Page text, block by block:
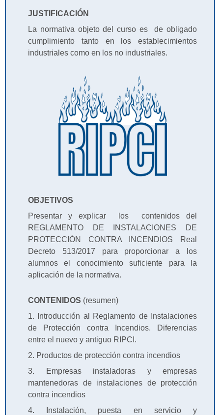
JUSTIFICACIÓN
La normativa objeto del curso es de obligado
cumplimiento tanto en los establecimientos
industriales como en los no industriales.
OBJETIVOS
Presentar y explicar los contenidos del
REGLAMENTO DE INSTALACIONES DE
PROTECCIÓN CONTRA INCENDIOS Real
Decreto 513/2017 para proporcionar a los
alumnos el conocimiento suficiente para la
aplicación de la normativa.
CONTENIDOS (resumen)
1. Introducción al Reglamento de Instalaciones
de Protección contra Incendios. Diferencias
entre el nuevo y antiguo RIPCI.
2. Productos de protección contra incendios
3. Empresas instaladoras y empresas
mantenedoras de instalaciones de protección
contra incendios
4. Instalación, puesta en servicio y